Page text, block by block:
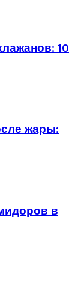
10
жары:
в